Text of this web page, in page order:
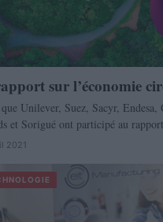
sur l’économie
Unilever, Suez, Sacyr, Endesa,
et Sorigué ont participé au
2021